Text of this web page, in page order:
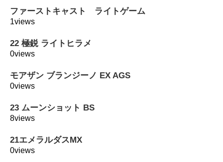
ファーストキャスト ライトゲーム
1views
22 極鋭 ライトヒラメ
0views
モアザン ブランジーノ EX AGS
0views
23 ムーンショット BS
8views
21エメラルダスMX
0views